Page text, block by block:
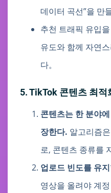
데이터 곡선”을 만
추천 트래픽 유입
유도와 함께 자연
다。
5. TikTok 콘텐츠 최적
콘텐츠는 한 분야
장한다. 알고리즘
로, 콘텐츠 종류를
업로드 빈도를 유
영상을 올려야 계